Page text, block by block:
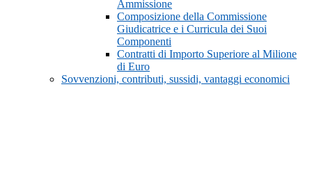
Ammissione
Composizione della Commissione
Giudicatrice e i Curricula dei Suoi
Componenti
Contratti di Importo Superiore al Milione
di Euro
Sovvenzioni, contributi, sussidi, vantaggi economici